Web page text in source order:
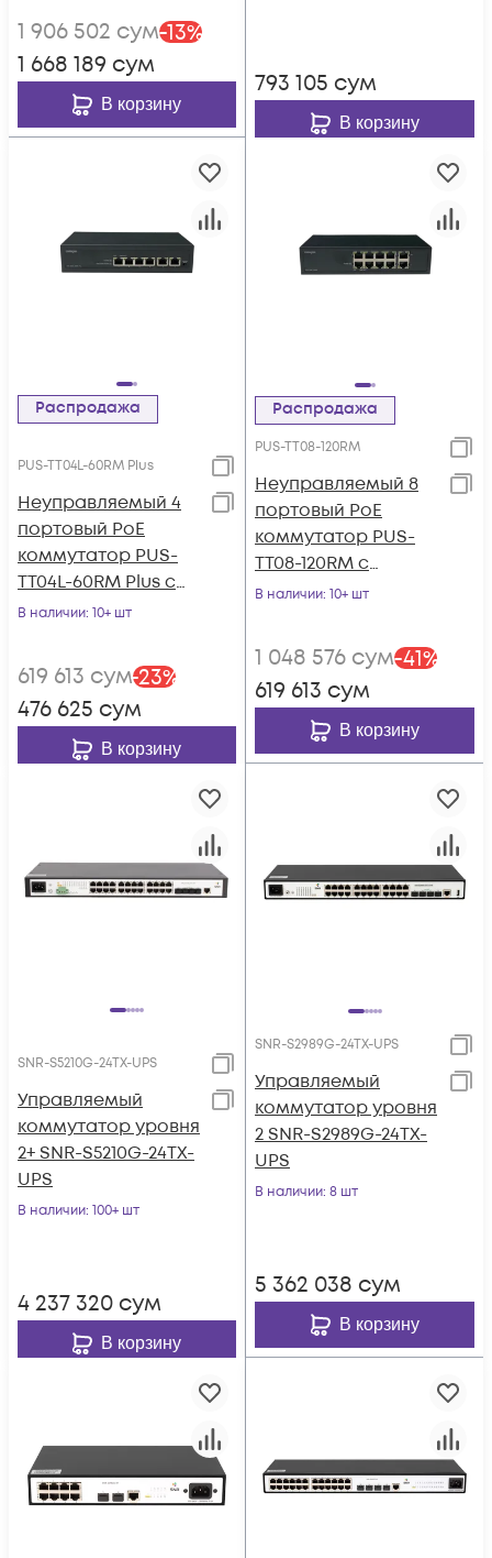
1 906 502 сум-13%
1 668 189 сум
В корзину
793 105 сум
В корзину
Распродажа
PUS-TT04L-60RM Plus
Неуправляемый 4
портовый PoE
коммутатор PUS-
TT04L-60RM Plus с
изоляцией портов и
установки в стойку
В наличии: 10+ шт
619 613 сум-23%
476 625 сум
В корзину
Распродажа
PUS-TT08-120RM
Неуправляемый 8
портовый PoE
коммутатор PUS-
TT08-120RM с
возможностью
В наличии: 10+ шт
1 048 576 сум-41%
619 613 сум
В корзину
SNR-S5210G-24TX-UPS
Управляемый
коммутатор уровня
2+ SNR-S5210G-24TX-
UPS
В наличии: 100+ шт
4 237 320 сум
В корзину
SNR-S2989G-24TX-UPS
Управляемый
коммутатор уровня
2 SNR-S2989G-24TX-
UPS
В наличии: 8 шт
5 362 038 сум
В корзину